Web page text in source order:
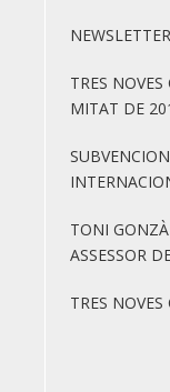
TRES
MITAT DE
TONI
ASSESSOR
TRES NOVES